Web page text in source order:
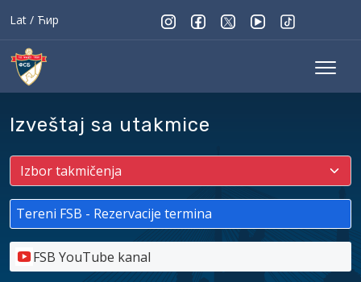
Lat / Ћир
Izveštaj sa utakmice
Tereni FSB - Rezervacije termina
FSB YouTube kanal